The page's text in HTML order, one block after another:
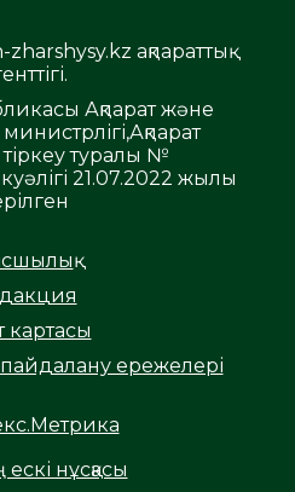
ақпараттық
Ақпарат және
тіркеу туралы №
21.07.2022 жылы
картасы
ережелері
нұсқасы